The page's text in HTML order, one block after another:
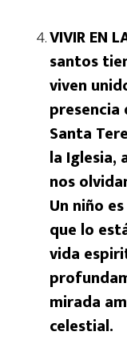
VIVIR EN
santos
viven
presencia
Santa
la Iglesia,
nos
Un niño
que lo
vida
mirada
celestial.